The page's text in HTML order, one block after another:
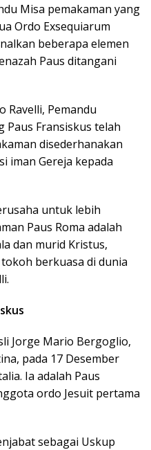
Misa pemakaman yang
Ordo Exsequiarum
beberapa elemen
Paus ditangani
Ravelli, Pemandu
Paus Fransiskus telah
disederhanakan
iman Gereja kepada
untuk lebih
Paus Roma adalah
dan murid Kristus,
berkuasa di dunia
Jorge Mario Bergoglio,
pada 17 Desember
Ia adalah Paus
ordo Jesuit pertama
sebagai Uskup